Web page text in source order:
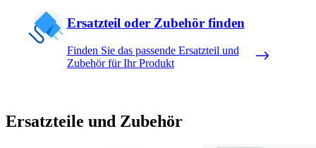
Ersatzteil oder Zubehör finden
Finden Sie das passende Ersatzteil und
Zubehör für Ihr Produkt
Ersatzteile und Zubehör